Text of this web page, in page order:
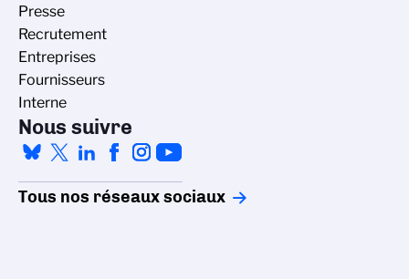
Presse
Recrutement
Entreprises
Fournisseurs
Interne
Nous suivre
Tous nos réseaux sociaux